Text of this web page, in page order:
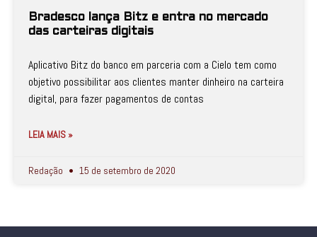
Bradesco lança Bitz e entra no mercado
das carteiras digitais
Aplicativo Bitz do banco em parceria com a Cielo tem como
objetivo possibilitar aos clientes manter dinheiro na carteira
digital, para fazer pagamentos de contas
LEIA MAIS »
Redação 15 de setembro de 2020